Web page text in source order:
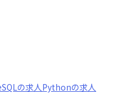
の求人Pythonの求人